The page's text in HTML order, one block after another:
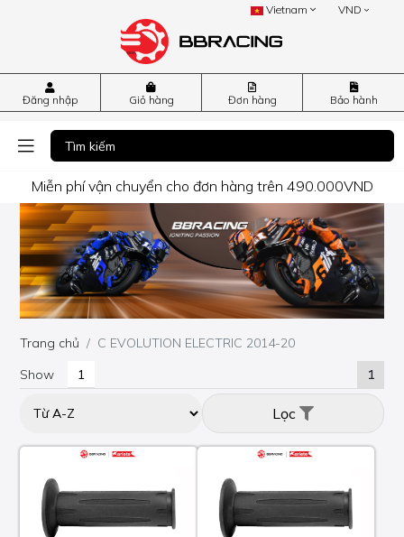
Vietnam VND
Đăng nhập Giỏ hàng Đơn hàng Bảo hành
Miễn phí vận chuyển cho đơn hàng trên 490.000VND
Trang chủ
C EVOLUTION ELECTRIC 2014-20
Show
1
Lọc